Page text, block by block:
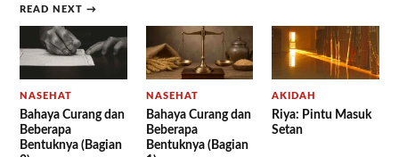
READ NEXT →
NASEHAT
Bahaya Curang dan
Beberapa
Bentuknya (Bagian
NASEHAT
Bahaya Curang dan
Beberapa
Bentuknya (Bagian
AKIDAH
Riya: Pintu Masuk
Setan